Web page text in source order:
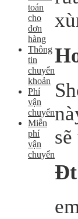
toán
cho
đơn
hàng
Thông
tin
chuyển
khoản
Phí
vận
chuyển
Miễn
phí
vận
chuyển
Đt